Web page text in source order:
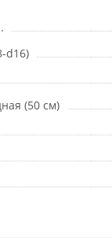
d16)
(50 см)